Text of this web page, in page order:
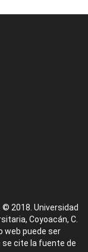
© 2018. Universidad
Coyoacán, C.
web puede ser
cite la fuente de